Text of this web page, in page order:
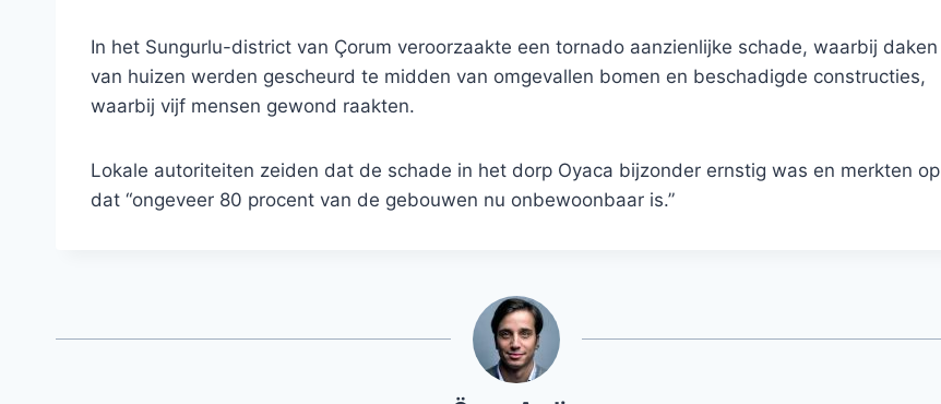
In het Sungurlu-district van Çorum veroorzaakte een tornado aanzienlijke schade, waarbij daken
van huizen werden gescheurd te midden van omgevallen bomen en beschadigde constructies,
waarbij vijf mensen gewond raakten.
Lokale autoriteiten zeiden dat de schade in het dorp Oyaca bijzonder ernstig was en merkten op
dat “ongeveer 80 procent van de gebouwen nu onbewoonbaar is.”